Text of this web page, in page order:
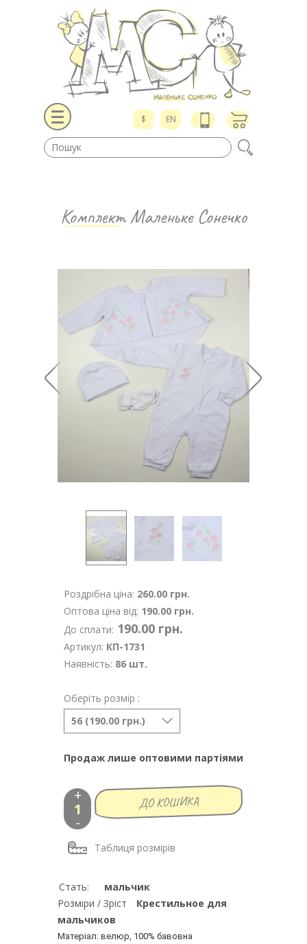
EN
$
Комплект Маленьке Сонечко
Роздрібна ціна: 260.00 грн.
Оптова ціна від: 190.00 грн.
До сплати: 190.00 грн.
Артикул: КП-1731
Наявність: 86 шт.
Оберіть розмір :
56 (190.00 грн.)
Продаж лише оптовими партіями
-
+
Таблиця розмірів
Стать:
мальчик
Розміри / Зріст
Крестильное для
мальчиков
Матеріал: велюр, 100% бавовна